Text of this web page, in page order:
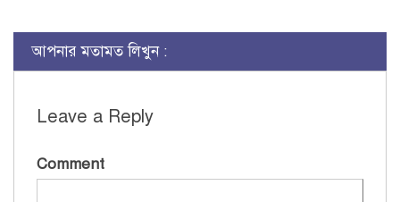
আপনার মতামত লিখুন :
Leave a Reply
Comment